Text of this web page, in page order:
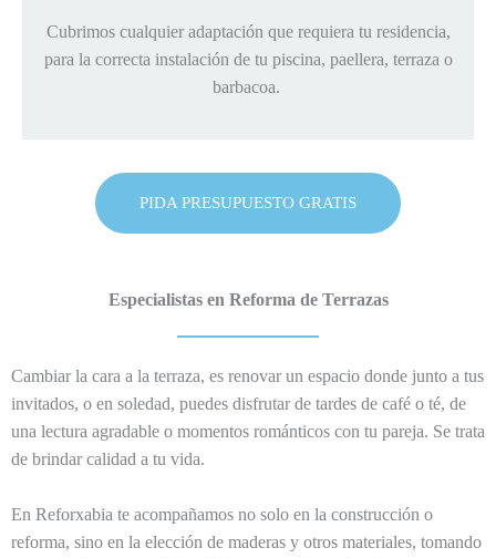
Cubrimos cualquier adaptación que requiera tu residencia,
para la correcta instalación de tu piscina, paellera, terraza o
barbacoa.
PIDA PRESUPUESTO GRATIS
Especialistas en Reforma de Terrazas
Cambiar la cara a la terraza, es renovar un espacio donde junto a tus
invitados, o en soledad, puedes disfrutar de tardes de café o té, de
una lectura agradable o momentos románticos con tu pareja. Se trata
de brindar calidad a tu vida.
En Reforxabia te acompañamos no solo en la construcción o
reforma, sino en la elección de maderas y otros materiales, tomando